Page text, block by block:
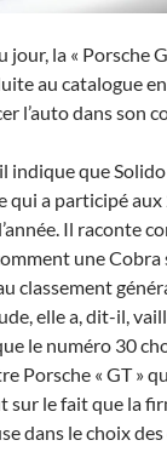
la « Porsche
au catalogue
l’auto dans son
indique que
a participé aux
Il raconte
une Cobra
classement
elle a, dit-il,
le numéro 30
Porsche « GT »
sur le fait que la
dans le choix